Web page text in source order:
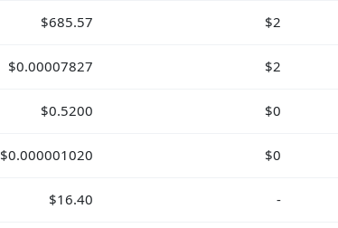
$685.57 $2
$0.00007827 $2
$0.5200 $0
$0.000001020 $0
$16.40 -